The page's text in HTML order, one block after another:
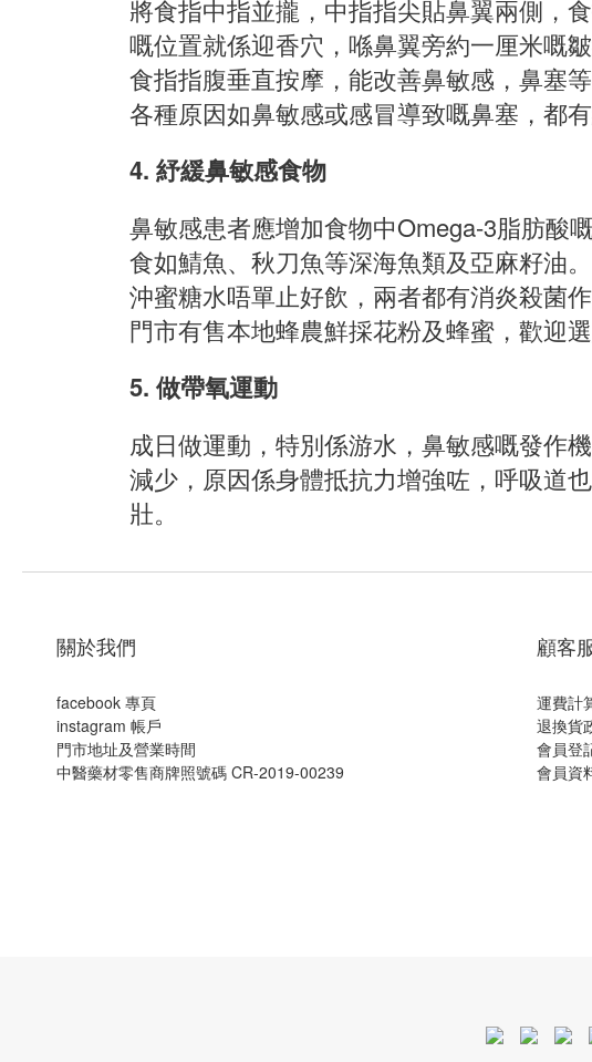
將食指中指並攏，中指指尖貼鼻翼兩側，
嘅位置就係迎香穴，喺鼻翼旁約一厘米嘅
食指指腹垂直按摩，能改善鼻敏感，鼻塞
各種原因如鼻敏感或感冒導致嘅鼻塞，都有
4. 紓緩鼻敏感食物
鼻敏感患者應增加食物中Omega-3脂肪酸
食如鯖魚、秋刀魚等深海魚類及亞麻籽油
沖蜜糖水唔單止好飲，兩者都有消炎殺菌
門市有售本地蜂農鮮採花粉及蜂蜜，歡迎選
5. 做帶氧運動
成日做運動，特別係游水，鼻敏感嘅發作
減少，原因係身體抵抗力增強咗，呼吸道
壯。
關於我們
facebook 專頁
instagram 帳戶
門市地址及營業時間
中醫藥材零售商牌照號碼 CR-2019-00239
顧客
運費計
退換貨
會員登
會員資